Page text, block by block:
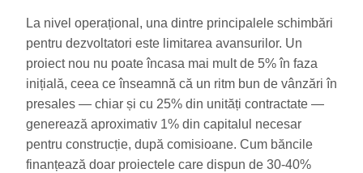
La nivel operațional, una dintre principalele schimbări
pentru dezvoltatori este limitarea avansurilor. Un
proiect nou nu poate încasa mai mult de 5% în faza
inițială, ceea ce înseamnă că un ritm bun de vânzări în
presales — chiar și cu 25% din unități contractate —
generează aproximativ 1% din capitalul necesar
pentru construcție, după comisioane. Cum băncile
finanțează doar proiectele care dispun de 30-40%